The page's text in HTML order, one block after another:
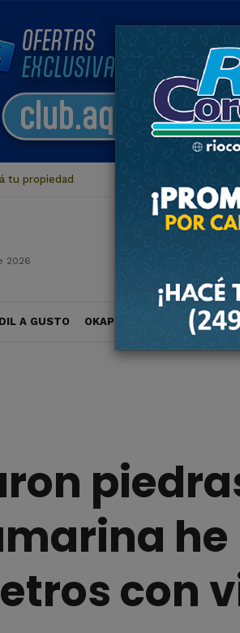
tu propiedad
2026
A GUSTO OKAPI VIAJES POLÍTICA
con